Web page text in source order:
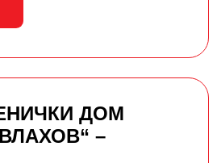
ДОМ
–